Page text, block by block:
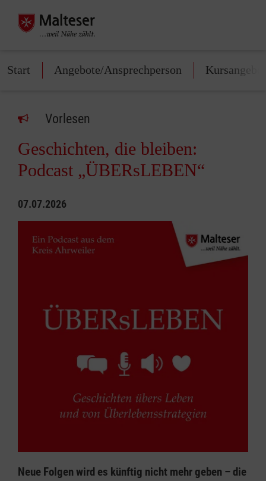
Start Angebote/Ansprechperson Kursangebot
Vorlesen
Geschichten, die bleiben:
Podcast „ÜBERsLEBEN“
07.07.2026
Neue Folgen wird es künftig nicht mehr geben – die